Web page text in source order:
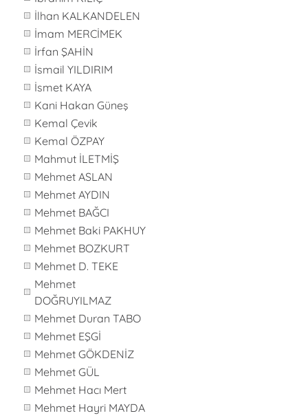
İlhan KALKANDELEN
İmam MERCİMEK
İrfan ŞAHİN
İsmail YILDIRIM
İsmet KAYA
Kani Hakan Güneş
Kemal Çevik
Kemal ÖZPAY
Mahmut İLETMİŞ
Mehmet ASLAN
Mehmet AYDIN
Mehmet BAĞCI
Mehmet Baki PAKHUY
Mehmet BOZKURT
Mehmet D. TEKE
Mehmet
DOĞRUYILMAZ
Mehmet Duran TABO
Mehmet EŞGİ
Mehmet GÖKDENİZ
Mehmet GÜL
Mehmet Hacı Mert
Mehmet Hayri MAYDA